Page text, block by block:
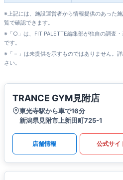
※上記には、施設運営者から情報提供のあった
覧で確認できます。
※「○」は、FIT PALETTE編集部が独自の調査
です。
※「－」は未提供を示すものではありません。
さい。
TRANCE GYM見附店
東光寺駅から車で16分
新潟県見附市上新田町725-1
店舗情報 公式サイ